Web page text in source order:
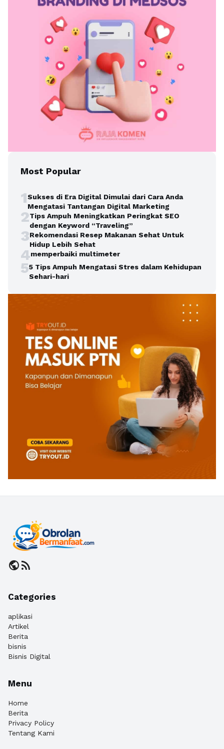
Most Popular
1Sukses di Era Digital Dimulai dari Cara Anda
Mengatasi Tantangan Digital Marketing
2Tips Ampuh Meningkatkan Peringkat SEO
dengan Keyword “Traveling”
3Rekomendasi Resep Makanan Sehat Untuk
Hidup Lebih Sehat
4memperbaiki multimeter
55 Tips Ampuh Mengatasi Stres dalam Kehidupan
Sehari-hari
publicrss_feed
Categories
aplikasi
Artikel
Berita
bisnis
Bisnis Digital
Menu
Home
Berita
Privacy Policy
Tentang Kami